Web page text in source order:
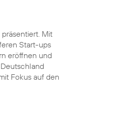
Mit
Start-ups
eröffnen und
Fokus auf den